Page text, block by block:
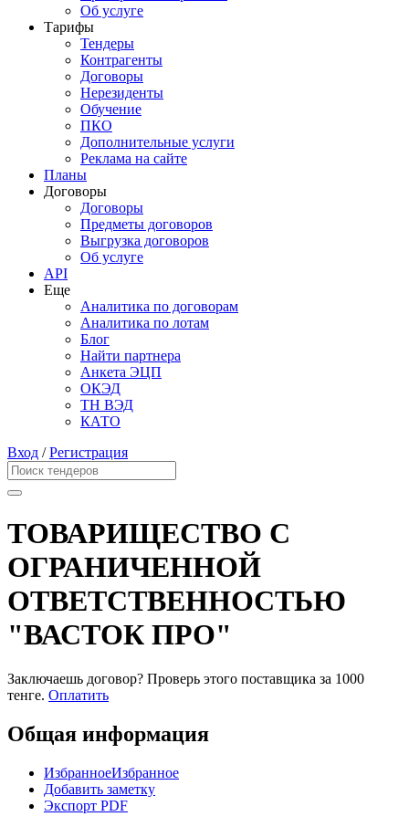
Об услуге
Тарифы
Тендеры
Контрагенты
Договоры
Нерезиденты
Обучение
ПКО
Дополнительные услуги
Реклама на сайте
Планы
Договоры
Договоры
Предметы договоров
Выгрузка договоров
Об услуге
API
Еще
Аналитика по договорам
Аналитика по лотам
Блог
Найти партнера
Анкета ЭЦП
ОКЭД
ТН ВЭД
КАТО
Вход /Регистрация
ТОВАРИЩЕСТВО С
ОГРАНИЧЕННОЙ
ОТВЕТСТВЕННОСТЬЮ
"ВАСТОК ПРО"
Заключаешь договор? Проверь этого поставщика за 1000
тенге. Оплатить
Общая информация
ИзбранноеИзбранное
Добавить заметку
Экспорт PDF